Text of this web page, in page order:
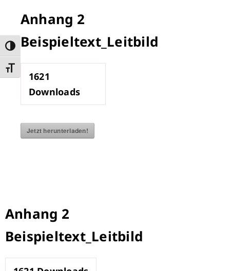
Umschalten auf hohe Kontraste
Schrift vergrößern
Anhang 2
Beispieltext_Leitbild
1621
Downloads
Jetzt herunterladen!
Anhang 2
Beispieltext_Leitbild